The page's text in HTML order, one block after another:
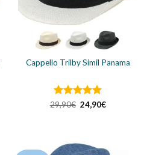
Cappello Trilby Simil Panama
Valutato 5
29,90€ Il
prezzo
24,90€Il